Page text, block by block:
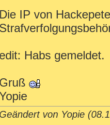
Die IP von
edit: Habs gemeldet.
Gruß
Geändert von Yopie